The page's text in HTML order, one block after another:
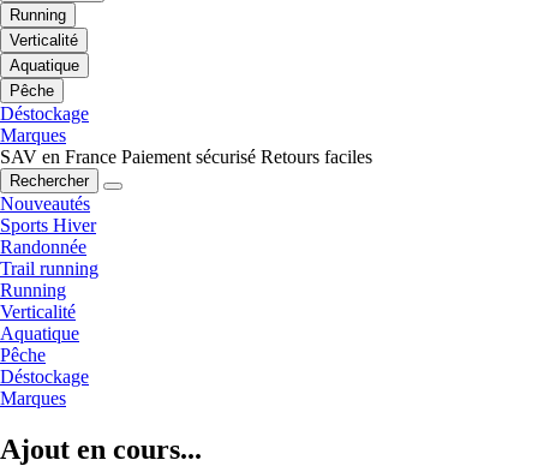
Running
Verticalité
Aquatique
Pêche
Déstockage
Marques
SAV en France Paiement sécurisé Retours faciles
Rechercher
Nouveautés
Sports Hiver
Randonnée
Trail running
Running
Verticalité
Aquatique
Pêche
Déstockage
Marques
Ajout en cours...